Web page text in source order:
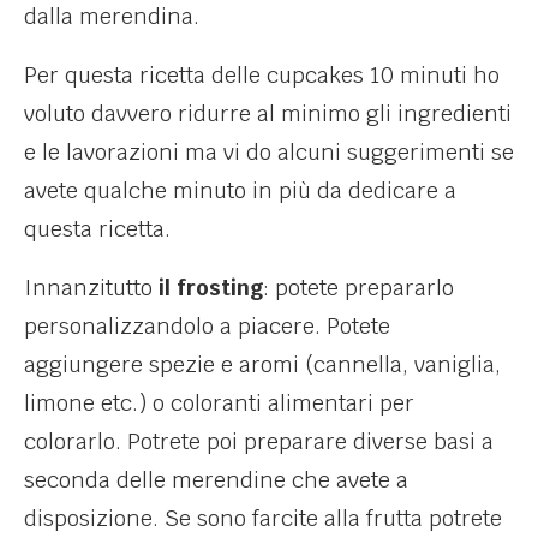
dalla merendina.
Per questa ricetta delle cupcakes 10 minuti ho
voluto davvero ridurre al minimo gli ingredienti
e le lavorazioni ma vi do alcuni suggerimenti se
avete qualche minuto in più da dedicare a
questa ricetta.
Innanzitutto il frosting: potete prepararlo
personalizzandolo a piacere. Potete
aggiungere spezie e aromi (cannella, vaniglia,
limone etc.) o coloranti alimentari per
colorarlo. Potrete poi preparare diverse basi a
seconda delle merendine che avete a
disposizione. Se sono farcite alla frutta potrete